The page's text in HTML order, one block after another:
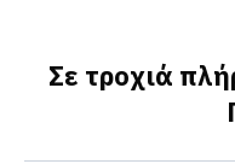
Σε τροχιά